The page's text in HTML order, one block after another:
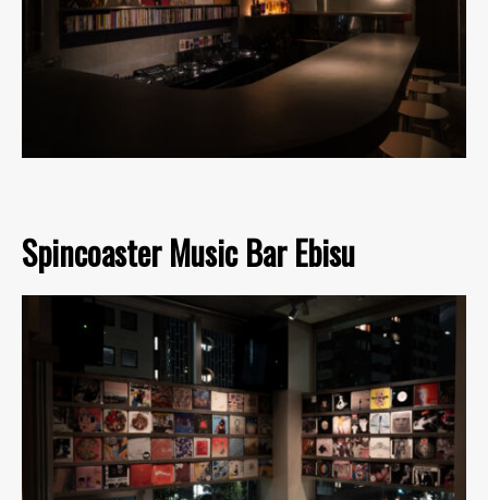
Spincoaster Music Bar Ebisu